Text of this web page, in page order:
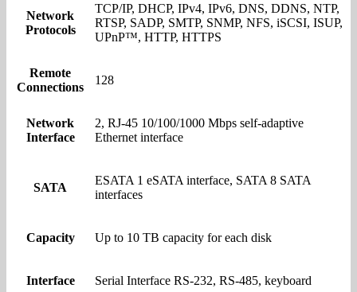
Network
Protocols
TCP/IP, DHCP, IPv4, IPv6, DNS, DDNS, NTP,
RTSP, SADP, SMTP, SNMP, NFS, iSCSI, ISUP,
UPnP™, HTTP, HTTPS
Remote
Connections
128
Network
Interface
2, RJ-45 10/100/1000 Mbps self-adaptive
Ethernet interface
SATA
ESATA 1 eSATA interface, SATA 8 SATA
interfaces
Capacity Up to 10 TB capacity for each disk
Interface Serial Interface RS-232, RS-485, keyboard